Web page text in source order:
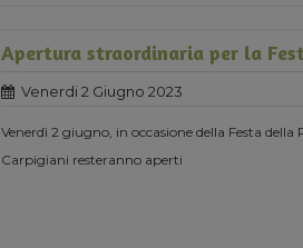
Apertura straordinaria per la
Venerdi 2 Giugno 2023
Venerdì 2 giugno, in occasione della Festa
Carpigiani resteranno aperti